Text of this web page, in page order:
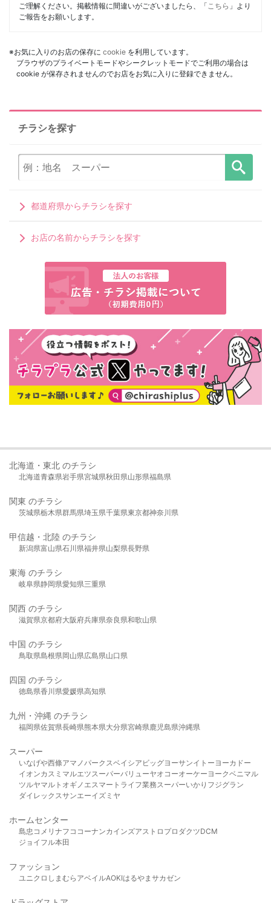
ご理解ください。掲載情報に間違いがございましたら、「 こちら 」より
ご報告をお願いします。
※お気に入りのお店の保存に cookie を利用しています。
ブラウザのプライベートモードやシークレットモードでご利用の場合は
cookie が保存されませんのでお店をお気に入りに登録できません。
チラシを探す
都道府県からチラシを探す
お店の名前からチラシを探す
北海道・東北 のチラシ
北海道青森県岩手県宮城県秋田県山形県福島県
関東 のチラシ
茨城県栃木県群馬県埼玉県千葉県東京都神奈川県
甲信越・北陸 のチラシ
新潟県富山県石川県福井県山梨県長野県
東海 のチラシ
岐阜県静岡県愛知県三重県
関西 のチラシ
滋賀県京都府大阪府兵庫県奈良県和歌山県
中国 のチラシ
鳥取県島根県岡山県広島県山口県
四国 のチラシ
徳島県香川県愛媛県高知県
九州・沖縄 のチラシ
福岡県佐賀県長崎県熊本県大分県宮崎県鹿児島県沖縄県
スーパー
いなげや西條アマノパークスベイシア ビッグヨーサンイトーヨーカドー
イオンカスミ マルエツスーパーバリューヤオコーオーケー ヨークベニマル
ツルヤマルト オギノ エスマート ライフ業務スーパーいかり フジグラン
ダイレックスサンエーイズミヤ
ホームセンター
島忠 コメリ ナフコ コーナンカインズアストロプロダクツDCM
ジョイフル本田
ファッション
ユニクロ しまむら アベイルAOKIはるやま サカゼン